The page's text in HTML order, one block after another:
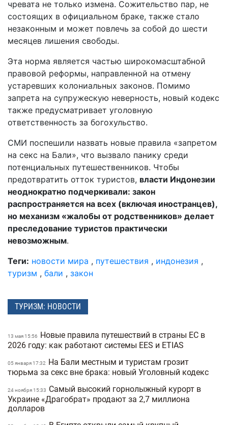
чревата не только измена. Сожительство пар, не
состоящих в официальном браке, также стало
незаконным и может повлечь за собой до шести
месяцев лишения свободы.
Эта норма является частью широкомасштабной
правовой реформы, направленной на отмену
устаревших колониальных законов. Помимо
запрета на супружескую неверность, новый кодекс
также предусматривает уголовную
ответственность за богохульство.
СМИ поспешили назвать новые правила «запретом
на секс на Бали», что вызвало панику среди
потенциальных путешественников. Чтобы
предотвратить отток туристов, власти Индонезии
неоднократно подчеркивали: закон
распространяется на всех (включая иностранцев),
но механизм «жалобы от родственников» делает
преследование туристов практически
невозможным.
Теги: новости мира , путешествия , индонезия ,
туризм , бали , закон
ТУРИЗМ: НОВОСТИ
13 мая 15:56
Новые правила путешествий в страны ЕС в
2026 году: как работают системы EES и ETIAS
05 января 17:32
На Бали местным и туристам грозит
тюрьма за секс вне брака: новый Уголовный кодекс
24 ноября 15:33
Самый высокий горнолыжный курорт в
Украине «Драгобрат» продают за 2,7 миллиона
долларов